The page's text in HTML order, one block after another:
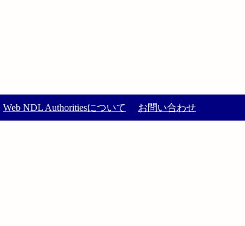
Web NDL Authoritiesについて お問い合わせ